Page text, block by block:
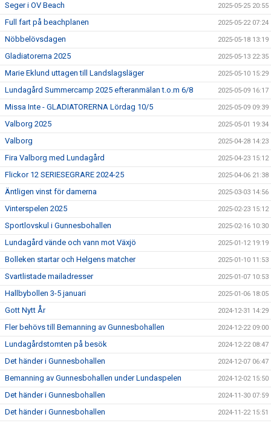
Seger i OV Beach 2025-05-25 20:55
Full fart på beachplanen 2025-05-22 07:24
Nöbbelövsdagen 2025-05-18 13:19
Gladiatorerna 2025 2025-05-13 22:35
Marie Eklund uttagen till Landslagsläger 2025-05-10 15:29
Lundagård Summercamp 2025 efteranmälan t.o.m 6/8 2025-05-09 16:17
Missa Inte - GLADIATORERNA Lördag 10/5 2025-05-09 09:39
Valborg 2025 2025-05-01 19:34
Valborg 2025-04-28 14:23
Fira Valborg med Lundagård 2025-04-23 15:12
Flickor 12 SERIESEGRARE 2024-25 2025-04-06 21:38
Äntligen vinst för damerna 2025-03-03 14:56
Vinterspelen 2025 2025-02-23 15:12
Sportlovskul i Gunnesbohallen 2025-02-16 10:30
Lundagård vände och vann mot Växjö 2025-01-12 19:19
Bolleken startar och Helgens matcher 2025-01-10 11:53
Svartlistade mailadresser 2025-01-07 10:53
Hallbybollen 3-5 januari 2025-01-06 18:05
Gott Nytt År 2024-12-31 14:29
Fler behövs till Bemanning av Gunnesbohallen 2024-12-22 09:00
Lundagårdstomten på besök 2024-12-22 08:47
Det händer i Gunnesbohallen 2024-12-07 06:47
Bemanning av Gunnesbohallen under Lundaspelen 2024-12-02 15:50
Det händer i Gunnesbohallen 2024-11-30 07:59
Det händer i Gunnesbohallen 2024-11-22 15:51